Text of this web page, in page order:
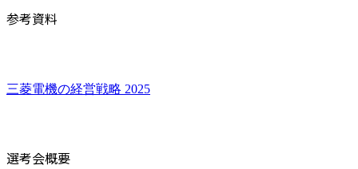
参考資料
三菱電機の経営戦略 2025
選考会概要